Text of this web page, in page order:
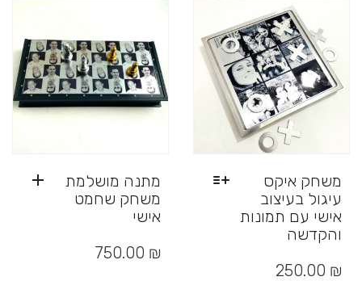
האפשרויות
בעמוד
המוצר
האפשרויות
בעמוד
המוצר
מתנה מושלמת
משחק שחמט
אישי
750.00 ₪
משחק איקס
עיגול בעיצוב
אישי עם תמונות
והקדשה
זה 250.00 ₪